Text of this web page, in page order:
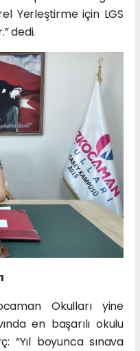
Yerleştirme için LGS
dedi.
Okulları yine
en başarılı okulu
“Yıl boyunca sınava